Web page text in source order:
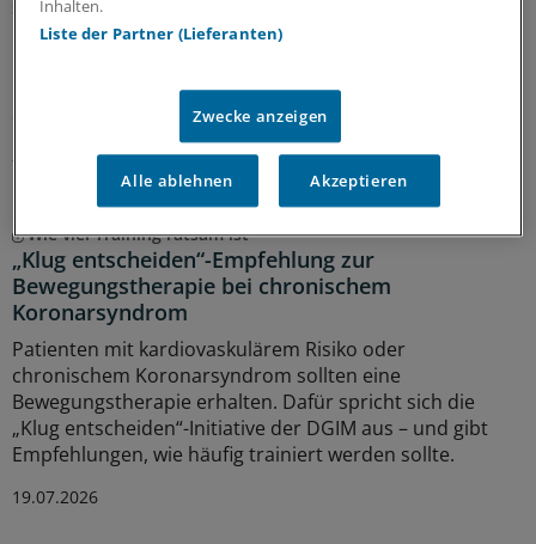
selbstoptimierte Gesellschaft. Doch bei der
Muskeldysmorphie wird die Fixierung auf den eigenen
erkennen können, erklärt Psychotherapeut Christian
Strobel im Interview.
27.07.2026
Wie viel Training ratsam ist
„Klug entscheiden“-Empfehlung zur
Bewegungstherapie bei chronischem
Koronarsyndrom
Patienten mit kardiovaskulärem Risiko oder
chronischem Koronarsyndrom sollten eine
Bewegungstherapie erhalten. Dafür spricht sich die
„Klug entscheiden“-Initiative der DGIM aus – und gibt
Empfehlungen, wie häufig trainiert werden sollte.
19.07.2026
Inhalten.
Liste der Partner (Lieferanten)
Zwecke anzeigen
Alle ablehnen Akzeptieren